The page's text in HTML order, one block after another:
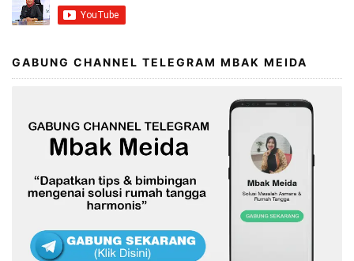
GABUNG CHANNEL TELEGRAM MBAK MEIDA